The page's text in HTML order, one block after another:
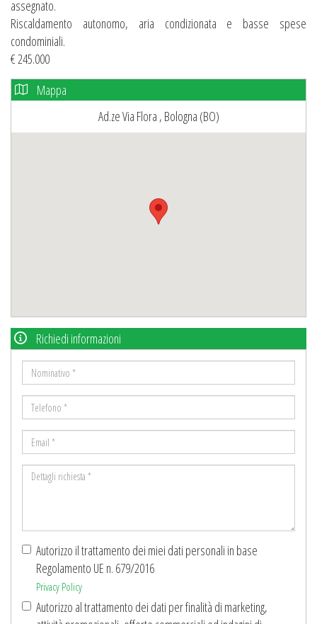
assegnato.
Riscaldamento autonomo, aria condizionata e basse spese
condominiali.
€ 245.000
Mappa
Ad.ze Via Flora , Bologna (BO)
Richiedi informazioni
Nominativo
*
Telefono
*
Email
*
Dettagli
Autorizzo il trattamento dei miei dati personali in base
Regolamento UE n. 679/2016
Privacy Policy
Autorizzo al trattamento dei dati per finalità di marketing,